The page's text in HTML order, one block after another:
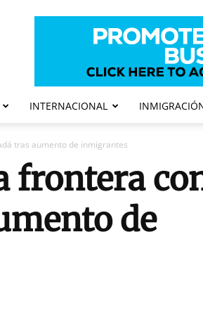
INTERNACIONAL
tras aumento de inmigrantes
frontera
de